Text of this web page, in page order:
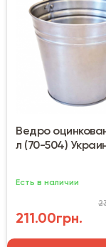
Ведро
л (70-504)
Есть в наличии
211.00грн.